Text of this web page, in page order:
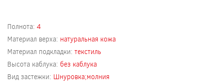
Полнота: 4
Материал верха: натуральная кожа
Материал подкладки: текстиль
Высота каблука: без каблука
Вид застежки: Шнуровка;молния